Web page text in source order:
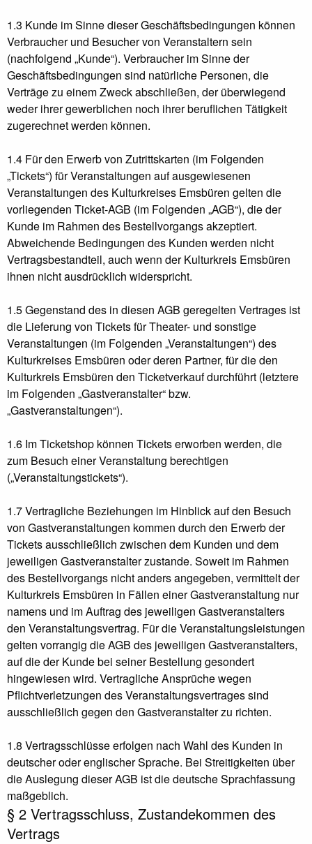
1.3 Kunde im Sinne dieser Geschäftsbedingungen können
Verbraucher und Besucher von Veranstaltern sein
(nachfolgend „Kunde“). Verbraucher im Sinne der
Geschäftsbedingungen sind natürliche Personen, die
Verträge zu einem Zweck abschließen, der überwiegend
weder ihrer gewerblichen noch ihrer beruflichen Tätigkeit
zugerechnet werden können.
1.4 Für den Erwerb von Zutrittskarten (im Folgenden
„Tickets“) für Veranstaltungen auf ausgewiesenen
Veranstaltungen des Kulturkreises Emsbüren gelten die
vorliegenden Ticket-AGB (im Folgenden „AGB“), die der
Kunde im Rahmen des Bestellvorgangs akzeptiert.
Abweichende Bedingungen des Kunden werden nicht
Vertragsbestandteil, auch wenn der Kulturkreis Emsbüren
ihnen nicht ausdrücklich widerspricht.
1.5 Gegenstand des in diesen AGB geregelten Vertrages ist
die Lieferung von Tickets für Theater- und sonstige
Veranstaltungen (im Folgenden „Veranstaltungen“) des
Kulturkreises Emsbüren oder deren Partner, für die den
Kulturkreis Emsbüren den Ticketverkauf durchführt (letztere
im Folgenden „Gastveranstalter“ bzw.
„Gastveranstaltungen“).
1.6 Im Ticketshop können Tickets erworben werden, die
zum Besuch einer Veranstaltung berechtigen
(„Veranstaltungstickets“).
1.7 Vertragliche Beziehungen im Hinblick auf den Besuch
von Gastveranstaltungen kommen durch den Erwerb der
Tickets ausschließlich zwischen dem Kunden und dem
jeweiligen Gastveranstalter zustande. Soweit im Rahmen
des Bestellvorgangs nicht anders angegeben, vermittelt der
Kulturkreis Emsbüren in Fällen einer Gastveranstaltung nur
namens und im Auftrag des jeweiligen Gastveranstalters
den Veranstaltungsvertrag. Für die Veranstaltungsleistungen
gelten vorrangig die AGB des jeweiligen Gastveranstalters,
auf die der Kunde bei seiner Bestellung gesondert
hingewiesen wird. Vertragliche Ansprüche wegen
Pflichtverletzungen des Veranstaltungsvertrages sind
ausschließlich gegen den Gastveranstalter zu richten.
1.8 Vertragsschlüsse erfolgen nach Wahl des Kunden in
deutscher oder englischer Sprache. Bei Streitigkeiten über
die Auslegung dieser AGB ist die deutsche Sprachfassung
maßgeblich.
§ 2 Vertragsschluss, Zustandekommen des
Vertrags